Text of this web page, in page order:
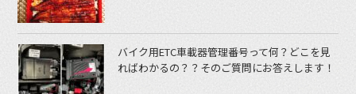
バイク用ETC車載器管理番号って何？どこを見
ればわかるの？？そのご質問にお答えします！